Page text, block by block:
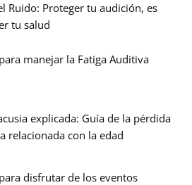
Ruido: Proteger tu audición, es
tu salud
manejar la Fatiga Auditiva
explicada: Guía de la pérdida
relacionada con la edad
disfrutar de los eventos